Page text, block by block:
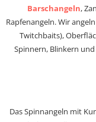
Barschangeln,
Rapfenangeln. Wir
Twitchbaits),
Spinnern, Blinkern
Das Spinnangeln mit